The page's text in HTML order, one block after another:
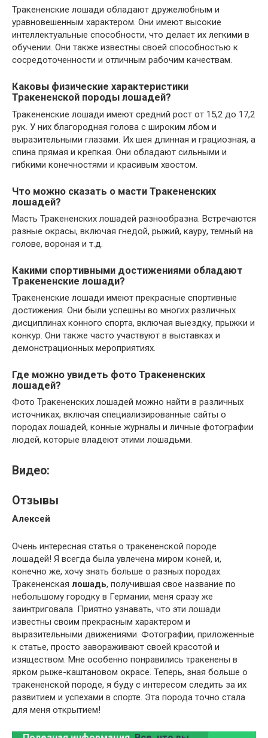
Тракененские лошади обладают дружелюбным и
уравновешенным характером. Они имеют высокие
интеллектуальные способности, что делает их легкими в
обучении. Они также известны своей способностью к
сосредоточенности и отличным рабочим качествам.
Каковы физические характеристики
Тракененской породы лошадей?
Тракененские лошади имеют средний рост от 15,2 до 17,2
рук. У них благородная голова с широким лбом и
выразительными глазами. Их шея длинная и грациозная, а
спина прямая и крепкая. Они обладают сильными и
гибкими конечностями и красивым хвостом.
Что можно сказать о масти Тракененских
лошадей?
Масть Тракененских лошадей разнообразна. Встречаются
разные окрасы, включая гнедой, рыжий, кауру, темный на
голове, вороная и т.д.
Какими спортивными достижениями обладают
Тракененские лошади?
Тракененские лошади имеют прекрасные спортивные
достижения. Они были успешны во многих различных
дисциплинах конного спорта, включая выездку, прыжки и
конкур. Они также часто участвуют в выставках и
демонстрационных мероприятиях.
Где можно увидеть фото Тракененских
лошадей?
Фото Тракененских лошадей можно найти в различных
источниках, включая специализированные сайты о
породах лошадей, конные журналы и личные фотографии
людей, которые владеют этими лошадьми.
Видео:
Отзывы
Алексей
Очень интересная статья о тракененской породе
лошадей! Я всегда была увлечена миром коней, и,
конечно же, хочу знать больше о разных породах.
Тракененская лошадь, получившая свое название по
небольшому городку в Германии, меня сразу же
заинтриговала. Приятно узнавать, что эти лошади
известны своим прекрасным характером и
выразительными движениями. Фотографии, приложенные
к статье, просто завораживают своей красотой и
изяществом. Мне особенно понравились тракенены в
ярком рыже-каштановом окрасе. Теперь, зная больше о
тракененской породе, я буду с интересом следить за их
развитием и успехами в спорте. Эта порода точно стала
для меня открытием!